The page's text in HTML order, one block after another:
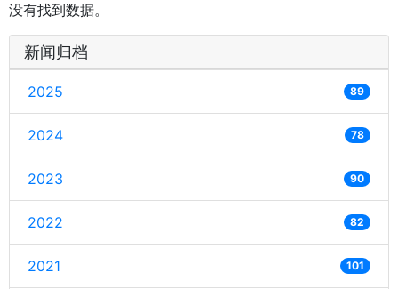
没有找到数据。
新闻归档
2025 89
2024 78
2023 90
2022 82
2021 101